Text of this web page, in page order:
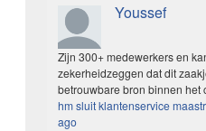
Youssef
Zijn 300+ medewerkers en
zekerheidzeggen dat dit
betrouwbare bron binnen het
hm sluit klantenservice
ago